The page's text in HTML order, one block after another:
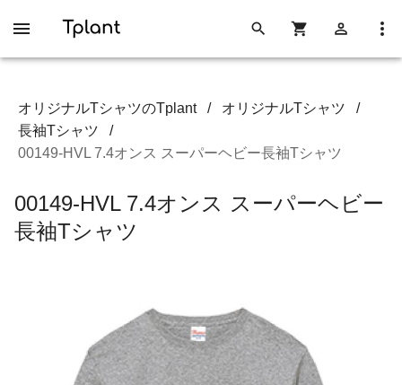
オリジナルTシャツのTplant / オリジナルTシャツ
/
長袖Tシャツ
/
00149-HVL 7.4オンス スーパーヘビー長袖Tシャツ
00149-HVL 7.4オンス スーパーヘビー
長袖Tシャツ